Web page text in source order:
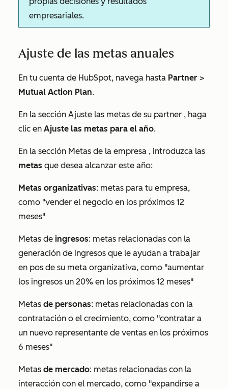
empresariales.
Ajuste de las metas anuales
En tu cuenta de HubSpot, navega hasta Partner >
Mutual Action Plan.
En la sección Ajuste las metas de su partner , haga
clic en Ajuste las metas para el año.
En la sección Metas de la empresa , introduzca las
metas que desea alcanzar este año:
Metas organizativas: metas para tu empresa,
como "vender el negocio en los próximos 12
meses"
Metas de ingresos: metas relacionadas con la
generación de ingresos que le ayudan a trabajar
en pos de su meta organizativa, como "aumentar
los ingresos un 20% en los próximos 12 meses"
Metas de personas: metas relacionadas con la
contratación o el crecimiento, como "contratar a
un nuevo representante de ventas en los próximos
6 meses"
Metas de mercado: metas relacionadas con la
interacción con el mercado, como "expandirse a